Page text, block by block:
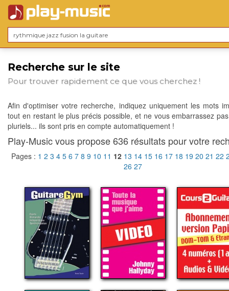
Recherche sur le site
Pour trouver rapidement ce que vous cherchez !
Afin d'optimiser votre recherche, indiquez uniquement les mots
tout en restant le plus précis possible, et ne vous embarrassez
pluriels... ils sont pris en compte automatiquement !
Play-Music vous propose 636 résultats pour votre
Pages : 1 2 3 4 5 6 7 8 9 10 11 12 13 14 15 16 17 18 19 20 21 22
26 27